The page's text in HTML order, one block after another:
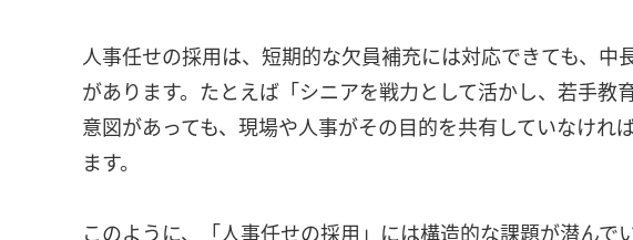
人事任せの採用は、短期的な欠員補充には対応できても、中
があります。たとえば「シニアを戦力として活かし、若手教
意図があっても、現場や人事がその目的を共有していなけれ
ます。
このように、「人事任せの採用」には構造的な課題が潜んで